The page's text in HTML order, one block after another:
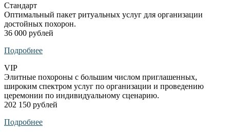
Стандарт
Оптимальный пакет ритуальных услуг для организации
достойных похорон.
36 000 рублей
Подробнее
VIP
Элитные похороны с большим числом приглашенных,
широким спектром услуг по организации и проведению
церемонии по индивидуальному сценарию.
202 150 рублей
Подробнее